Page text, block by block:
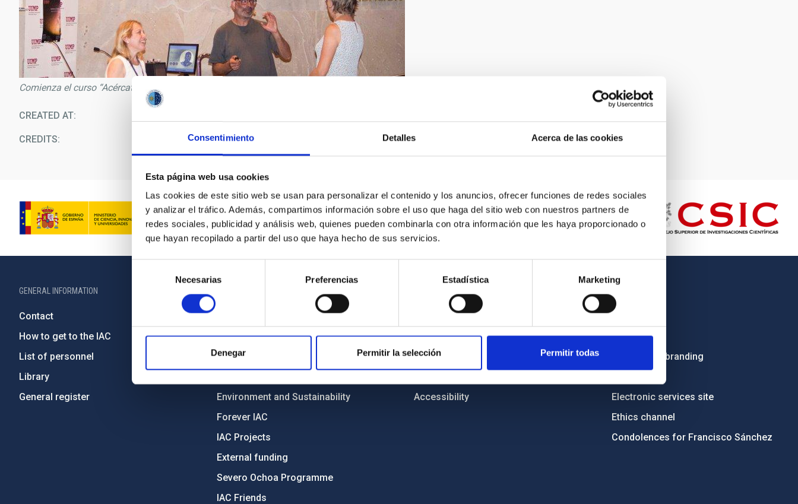
Consentimiento Detalles Acerca de las cookies
Esta página web usa cookies
Las cookies de este sitio web se usan para personalizar el contenido y los anuncios, ofrecer funciones de redes sociales
y analizar el tráfico. Además, compartimos información sobre el uso que haga del sitio web con nuestros partners de
redes sociales, publicidad y análisis web, quienes pueden combinarla con otra información que les haya proporcionado o
que hayan recopilado a partir del uso que haya hecho de sus servicios.
consentimiento
Necesarias Preferencias Estadística Marketing
Denegar Permitir la selección Permitir todas
Comienza el curso “Acércate al Cosmos”
CREATED AT
CREDITS
GENERAL INFORMATION
Contact
How to get to the IAC
List of personnel
Library
General register
Transparency
Code of ethics and anti-fraud policy
Environment and Sustainability
Forever IAC
IAC Projects
External funding
Severo Ochoa Programme
IAC Friends
Privacy policy
Legal notice
Accessibility
Employment
Tenders
Institutional branding
Electronic services site
Ethics channel
Condolences for Francisco Sánchez